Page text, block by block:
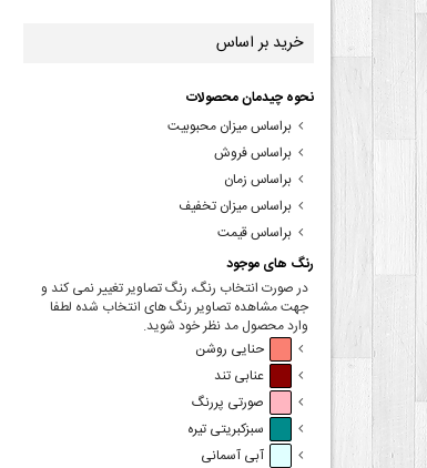
خرید بر اساس
نحوه چیدمان محصولات
براساس میزان محبوبیت
براساس فروش
براساس زمان
براساس میزان تخفیف
براساس قیمت
رنگ های موجود
در صورت انتخاب رنگ، رنگ تصاویر تغییر نمی کند و
جهت مشاهده تصاویر رنگ های انتخاب شده لطفا
وارد محصول مد نظر خود شوید.
حنایی روشن
عنابی تند
صورتی پررنگ
سبزکبریتی تیره
آبی آسمانی